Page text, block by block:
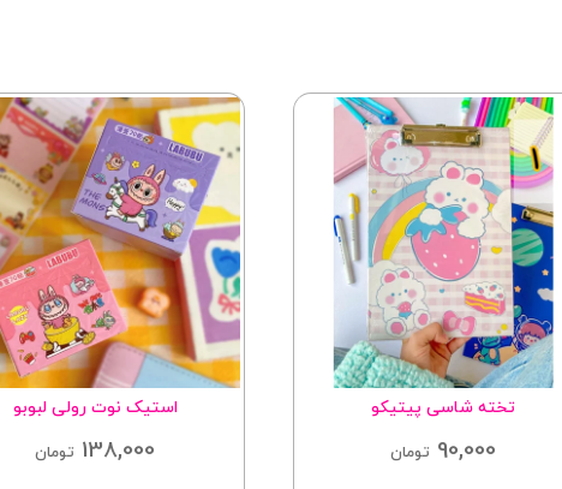
تخته شاسی پیتیکو
90,000 تومان
استیک نوت رولی لبوبو
138,000 تومان